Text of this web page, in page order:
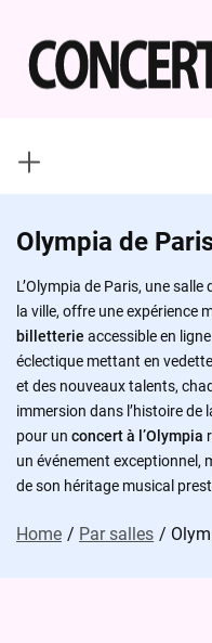
content
Olympia de
L’Olympia de Paris, une
la ville, offre une expérience
billetterie accessible en
éclectique mettant en
et des nouveaux talents,
immersion dans l’histoire de
pour un concert à l’Olympia
un événement exceptionnel,
de son héritage musical
Home Par salles